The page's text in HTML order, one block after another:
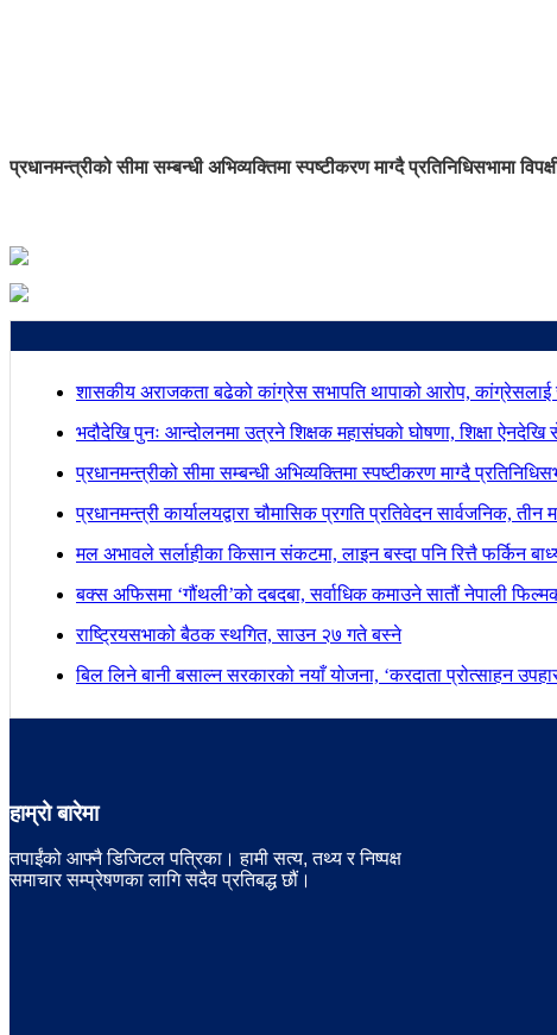
प्रधानमन्त्रीको सीमा सम्बन्धी अभिव्यक्तिमा स्पष्टीकरण माग्दै प्रतिनिधिसभामा
शासकीय अराजकता बढेको कांग्रेस सभापति थापाको आरोप,
भदौदेखि पुनः आन्दोलनमा उत्रने शिक्षक महासंघको घोषणा, शिक्षा ऐनदेखि
प्रधानमन्त्रीको सीमा सम्बन्धी अभिव्यक्तिमा स्पष्टीकरण माग्दै
प्रधानमन्त्री कार्यालयद्वारा चौमासिक प्रगति प्रतिवेदन सार्वजनिक, तीन
मल अभावले सर्लाहीका किसान संकटमा, लाइन बस्दा पनि रित्तै फर्किन
बक्स अफिसमा ‘गौंथली’को दबदबा, सर्वाधिक कमाउने सातौं नेपाली
राष्ट्रियसभाको बैठक स्थगित, साउन २७ गते बस्ने
बिल लिने बानी बसाल्न सरकारको नयाँ योजना, ‘करदाता प्रोत्साहन
हाम्रो बारेमा
तपाईंको आफ्नै डिजिटल पत्रिका। हामी सत्य, तथ्य र निष्पक्ष
समाचार सम्प्रेषणका लागि सदैव प्रतिबद्ध छौं।